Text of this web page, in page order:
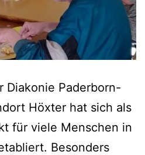
Diakonie Paderborn-
Höxter hat sich als
für viele Menschen in
Besonders